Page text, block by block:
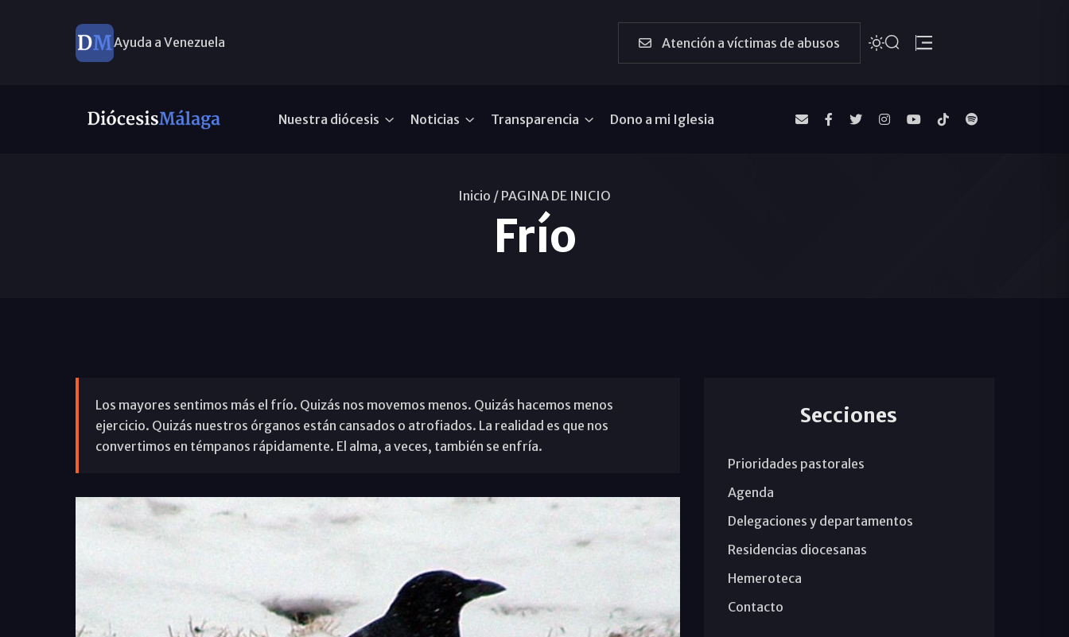
Ayuda a Venezuela Atención a víctimas de abusos
Nuestra diócesis Noticias Transparencia Dono a mi Iglesia
Inicio / PAGINA DE INICIO
Frío
Los mayores sentimos más el frío. Quizás nos movemos menos. Quizás hacemos menos
ejercicio. Quizás nuestros órganos están cansados o atrofiados. La realidad es que nos
convertimos en témpanos rápidamente. El alma, a veces, también se enfría.
Secciones
Prioridades pastorales
Agenda
Delegaciones y departamentos
Residencias diocesanas
Hemeroteca
Contacto